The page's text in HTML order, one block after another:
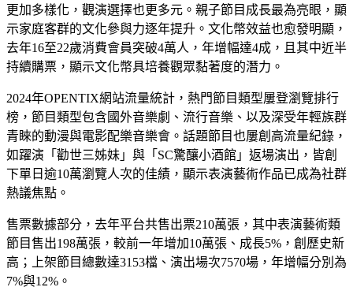
更加多樣化，觀演選擇也更多元。親子節目成長最為亮眼，顯
示家庭客群的文化參與力逐年提升。文化幣效益也愈發明顯，
去年16至22歲消費會員突破4萬人，年增幅達4成，且其中近半
持續購票，顯示文化幣具培養觀眾黏著度的潛力。
2024年OPENTIX網站流量統計，熱門節目類型屢登瀏覽排行
榜，節目類型包含國外音樂劇、流行音樂、以及深受年輕族群
青睞的動漫與電影配樂音樂會。話題節目也屢創高流量紀錄，
如躍演「勸世三姊妹」與「SC驚釀小酒館」返場演出，皆創
下單日逾10萬瀏覽人次的佳績，顯示表演藝術作品已成為社群
熱議焦點。
售票數據部分，去年平台共售出票210萬張，其中表演藝術類
節目售出198萬張，較前一年增加10萬張、成長5%，創歷史新
高；上架節目總數達3153檔、演出場次7570場，年增幅分別為
7%與12%。